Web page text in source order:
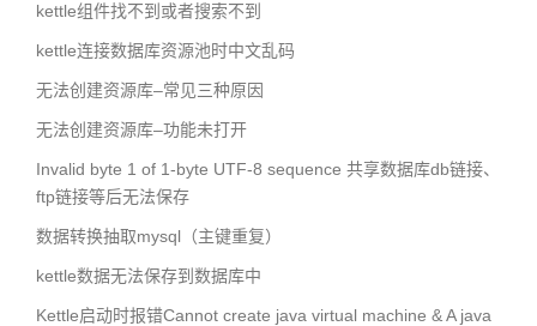
kettle组件找不到或者搜索不到
kettle连接数据库资源池时中文乱码
无法创建资源库–常见三种原因
无法创建资源库–功能未打开
Invalid byte 1 of 1-byte UTF-8 sequence 共享数据库db链接、
ftp链接等后无法保存
数据转换抽取mysql（主键重复）
kettle数据无法保存到数据库中
Kettle启动时报错Cannot create java virtual machine & A java